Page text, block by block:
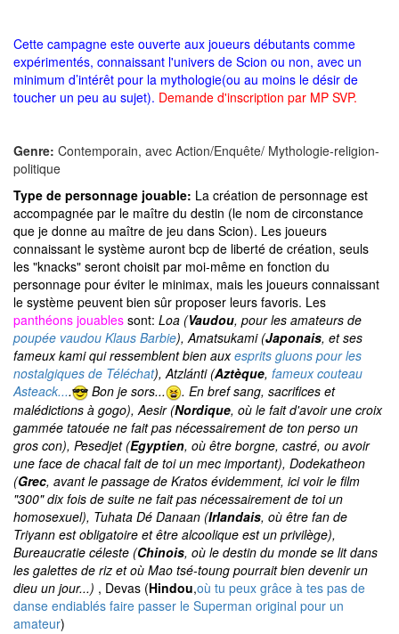
Cette campagne este ouverte aux joueurs débutants comme
expérimentés, connaissant l'univers de Scion ou non, avec un
minimum d’intérêt pour la mythologie(ou au moins le désir de
toucher un peu au sujet). Demande d'inscription par MP SVP.
Genre: Contemporain, avec Action/Enquête/ Mythologie-religion-
politique
Type de personnage jouable: La création de personnage est
accompagnée par le maître du destin (le nom de circonstance
que je donne au maître de jeu dans Scion). Les joueurs
connaissant le système auront bcp de liberté de création, seuls
les "knacks" seront choisit par moi-même en fonction du
personnage pour éviter le minimax, mais les joueurs connaissant
le système peuvent bien sûr proposer leurs favoris. Les
panthéons jouables sont: Loa (Vaudou, pour les amateurs de
poupée vaudou Klaus Barbie), Amatsukami (Japonais, et ses
fameux kami qui ressemblent bien auxesprits gluons pour les
nostalgiques de Téléchat), Atzlánti (Aztèque, fameux couteau
Asteack.... Bon je sors...
. En bref sang, sacrifices et
malédictions à gogo), Aesir (Nordique, où le fait d'avoir une croix
gammée tatouée ne fait pas nécessairement de ton perso un
gros con), Pesedjet (Egyptien, où être borgne, castré, ou avoir
une face de chacal fait de toi un mec important), Dodekatheon
(Grec, avant le passage de Kratos évidemment, ici voir le film
"300" dix fois de suite ne fait pas nécessairementde toiun
homosexuel), Tuhata Dé Danaan (Irlandais, où être fan de
Triyann est obligatoire et être alcoolique est un privilège),
Bureaucratie céleste (Chinois, où le destin du monde se lit dans
les galettes de riz et où Mao tsé-toung pourrait bien devenir un
dieu un jour...) , Devas (Hindou,où tu peux grâce à tes pas de
danse endiablés faire passer le Superman original pour un
amateur)